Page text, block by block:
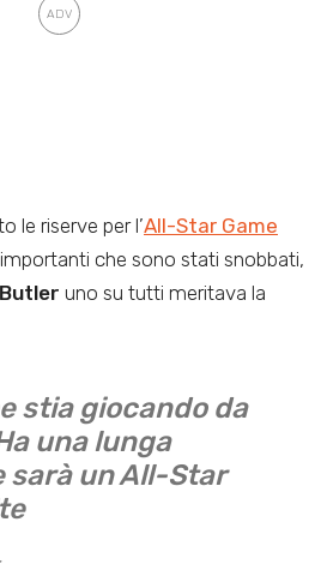
le riserve per l’All-Star Game
che sono stati snobbati,
uno su tutti meritava la
stia giocando da
una lunga
sarà un All-Star